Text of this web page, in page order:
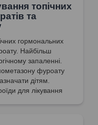
топічних
та
гормональних
Найбільш
запаленні.
фуроату
дітям.
для лікування